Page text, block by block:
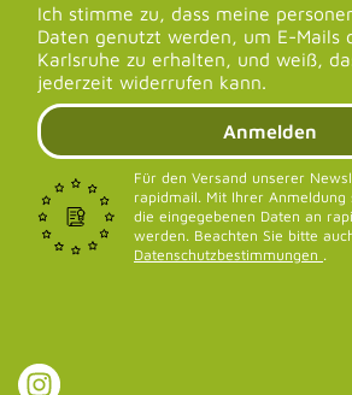
Ich stimme zu, dass meine
Daten genutzt werden, um E-Mails
Karlsruhe zu erhalten, und weiß,
jederzeit widerrufen kann.
Anmelden
Für den Versand unserer
rapidmail. Mit Ihrer Anmeldung
die eingegebenen Daten an
werden. Beachten Sie bitte
Datenschutzbestimmungen .